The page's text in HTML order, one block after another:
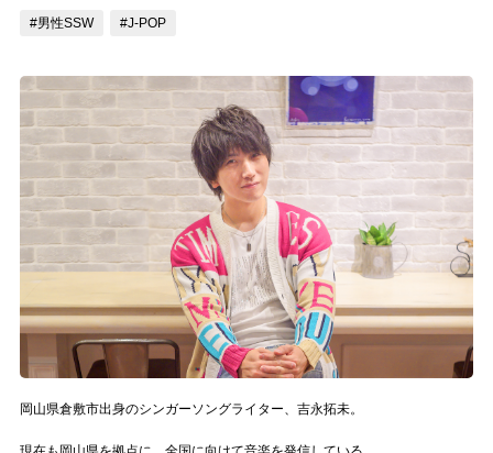
記事リクエスト
ログイン
LINK
muevoクラウドファンディング
muevoコミュニティ
ぶいクラ！by muevo
ぶいコミュ！by muevo
ぶいマガ！ by muevo
#男性SSW #J-POP
岡山県倉敷市出身のシンガーソングライター、吉永拓未。